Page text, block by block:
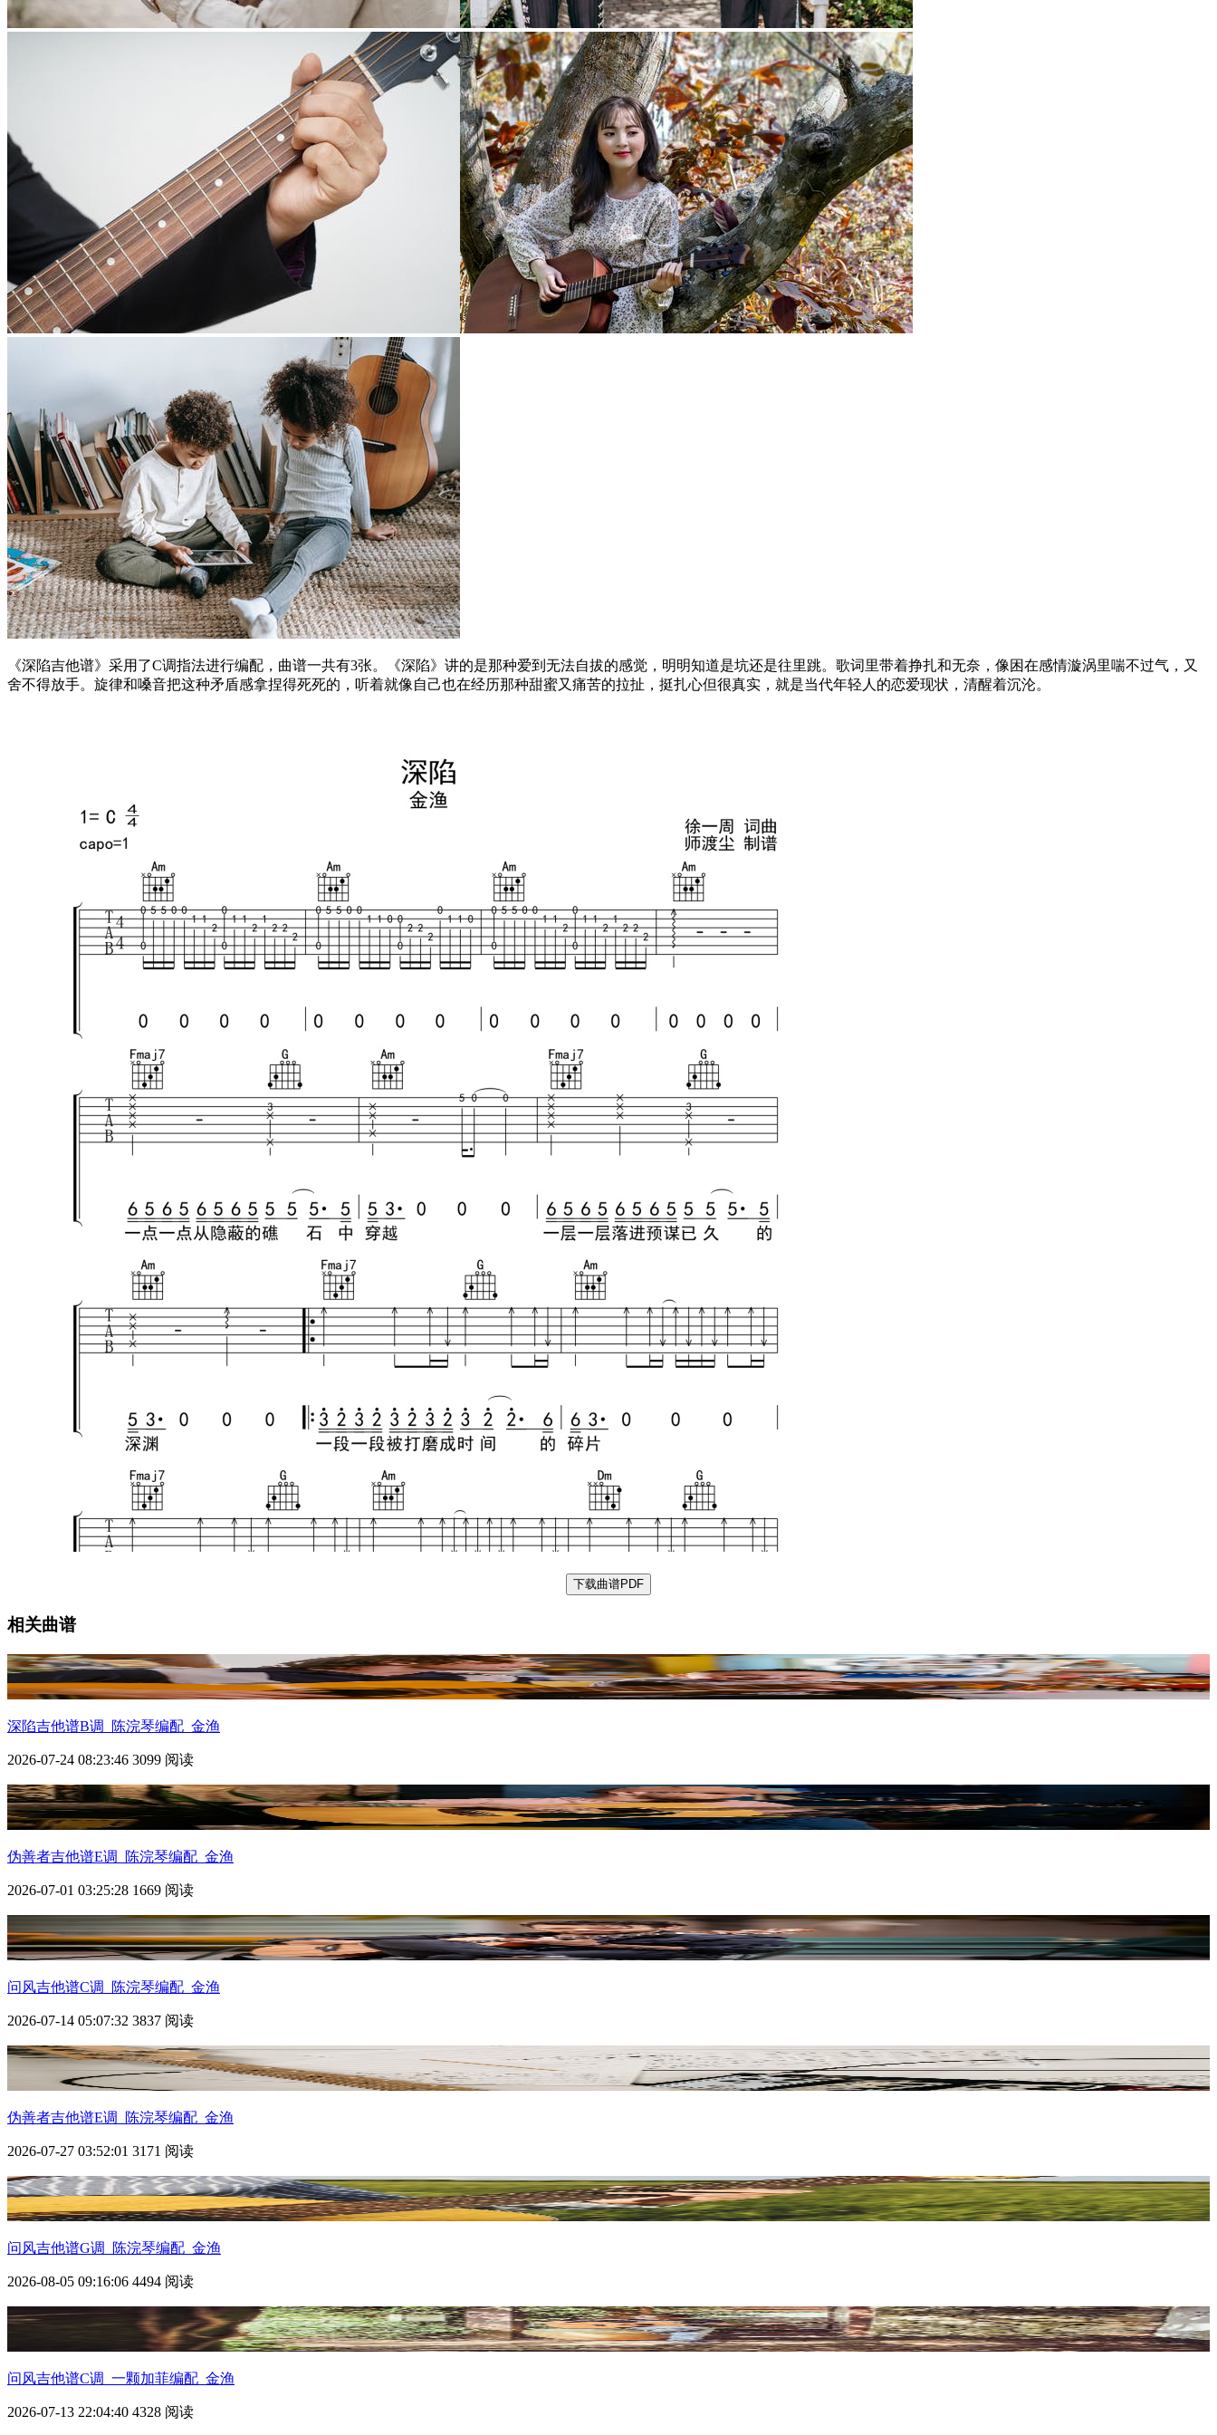
《深陷吉他谱》采用了C调指法进行编配，曲谱一共有3张。《深陷》讲的是那种爱到无法自拔的感觉，明明知道是坑还是往里跳。歌词里带着挣扎和无奈，像困在感情漩涡里喘不过气，又
舍不得放手。旋律和嗓音把这种矛盾感拿捏得死死的，听着就像自己也在经历那种甜蜜又痛苦的拉扯，挺扎心但很真实，就是当代年轻人的恋爱现状，清醒着沉沦。
下载曲谱PDF
相关曲谱
深陷吉他谱B调_陈浣琴编配_金渔
2026-07-24 08:23:46 3099 阅读
伪善者吉他谱E调_陈浣琴编配_金渔
2026-07-01 03:25:28 1669 阅读
问风吉他谱C调_陈浣琴编配_金渔
2026-07-14 05:07:32 3837 阅读
伪善者吉他谱E调_陈浣琴编配_金渔
2026-07-27 03:52:01 3171 阅读
问风吉他谱G调_陈浣琴编配_金渔
2026-08-05 09:16:06 4494 阅读
问风吉他谱C调_一颗加菲编配_金渔
2026-07-13 22:04:40 4328 阅读